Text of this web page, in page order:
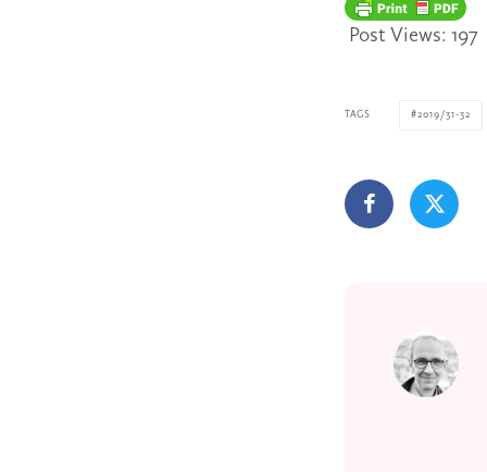
Post Views: 197
TAGS 2019/31-32